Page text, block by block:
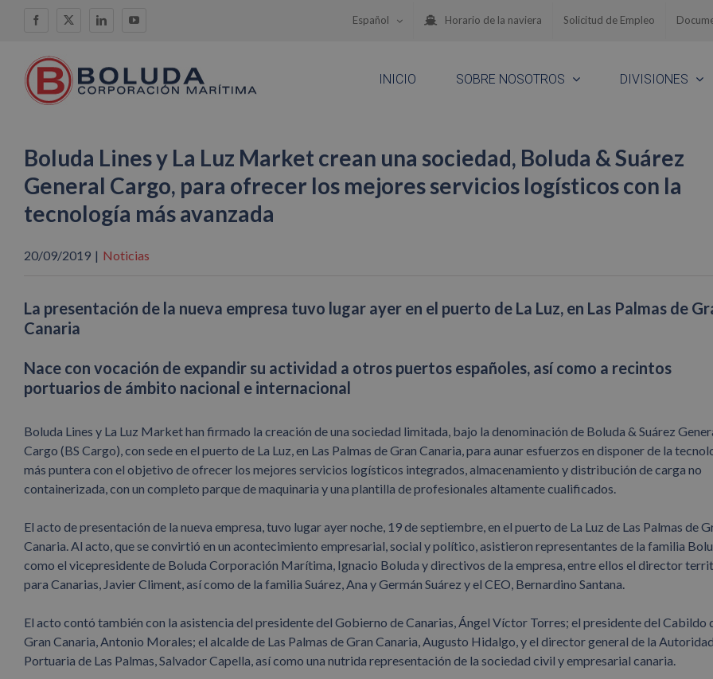
Facebook
X LinkedInYouTube Español Horario de la naviera Solicitud de Empleo
INICIO SOBRE NOSOTROS DIVISIONES
Boluda Lines y La Luz Market crean una sociedad, Boluda & Suárez
General Cargo, para ofrecer los mejores servicios logísticos con la
tecnología más avanzada
20/09/2019 | Noticias
La presentación de la nueva empresa tuvo lugar ayer en el puerto de La Luz, en Las Palmas de
Canaria
Nace con vocación de expandir su actividad a otros puertos españoles, así como a recintos
portuarios de ámbito nacional e internacional
Boluda Lines y La Luz Market han firmado la creación de una sociedad limitada, bajo la denominación de Boluda & Suárez
Cargo (BS Cargo), con sede en el puerto de La Luz, en Las Palmas de Gran Canaria, para aunar esfuerzos en disponer de la
más puntera con el objetivo de ofrecer los mejores servicios logísticos integrados, almacenamiento y distribución de carga no
containerizada, con un completo parque de maquinaria y una plantilla de profesionales altamente cualificados.
El acto de presentación de la nueva empresa, tuvo lugar ayer noche, 19 de septiembre, en el puerto de La Luz de Las Palmas de
Canaria. Al acto, que se convirtió en un acontecimiento empresarial, social y político, asistieron representantes de la familia
como el vicepresidente de Boluda Corporación Marítima, Ignacio Boluda y directivos de la empresa, entre ellos el director
para Canarias, Javier Climent, así como de la familia Suárez, Ana y Germán Suárez y el CEO, Bernardino Santana.
El acto contó también con la asistencia del presidente del Gobierno de Canarias, Ángel Víctor Torres; el presidente del Cabildo
Gran Canaria, Antonio Morales; el alcalde de Las Palmas de Gran Canaria, Augusto Hidalgo, y el director general de la Autoridad
Portuaria de Las Palmas, Salvador Capella, así como una nutrida representación de la sociedad civil y empresarial canaria.